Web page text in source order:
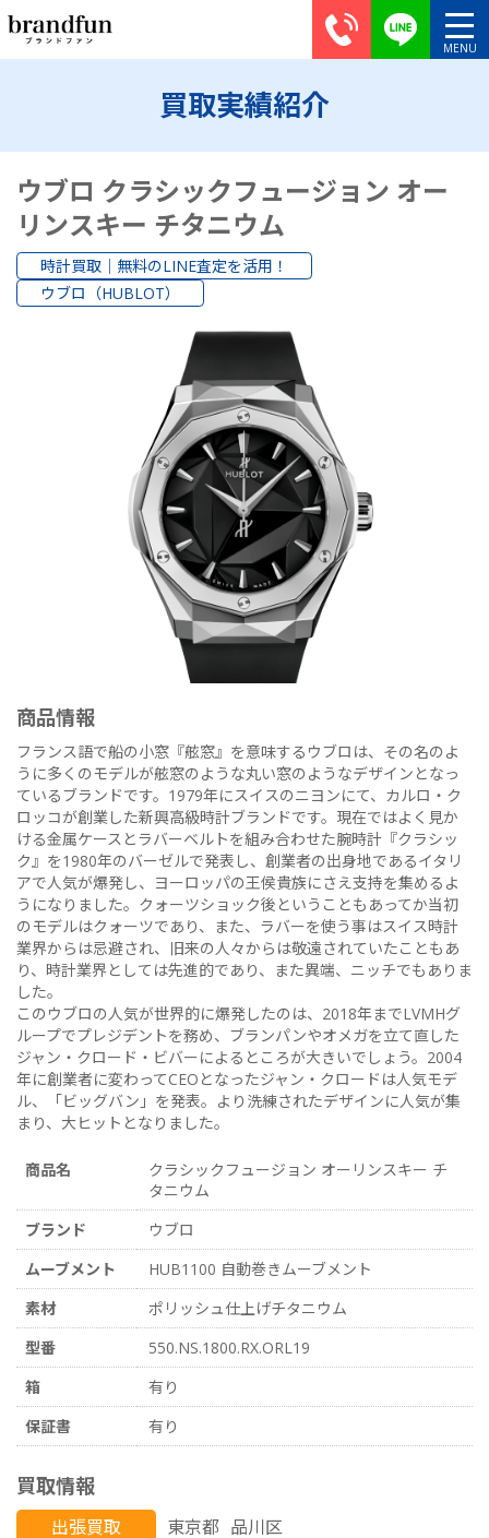
買取実績紹介
ウブロ クラシックフュージョン オー
リンスキー チタニウム
時計買取｜無料のLINE査定を活用！
ウブロ（HUBLOT）
商品情報
フランス語で船の小窓『舷窓』を意味するウブロは、その名のよ
うに多くのモデルが舷窓のような丸い窓のようなデザインとなっ
ているブランドです。1979年にスイスのニヨンにて、カルロ・ク
ロッコが創業した新興高級時計ブランドです。現在ではよく見か
ける金属ケースとラバーベルトを組み合わせた腕時計『クラシッ
ク』を1980年のバーゼルで発表し、創業者の出身地であるイタリ
アで人気が爆発し、ヨーロッパの王侯貴族にさえ支持を集めるよ
うになりました。クォーツショック後ということもあってか当初
のモデルはクォーツであり、また、ラバーを使う事はスイス時計
業界からは忌避され、旧来の人々からは敬遠されていたこともあ
り、時計業界としては先進的であり、また異端、ニッチでもありま
した。
このウブロの人気が世界的に爆発したのは、2018年までLVMHグ
ループでプレジデントを務め、ブランパンやオメガを立て直した
ジャン・クロード・ビバーによるところが大きいでしょう。2004
年に創業者に変わってCEOとなったジャン・クロードは人気モデ
ル、「ビッグバン」を発表。より洗練されたデザインに人気が集
まり、大ヒットとなりました。
商品名
クラシックフュージョン オーリンスキー チ
タニウム
ブランド
ウブロ
ムーブメント
HUB1100 自動巻きムーブメント
素材
ポリッシュ仕上げチタニウム
型番
550.NS.1800.RX.ORL19
箱
有り
保証書
有り
買取情報
出張買取 東京都 品川区